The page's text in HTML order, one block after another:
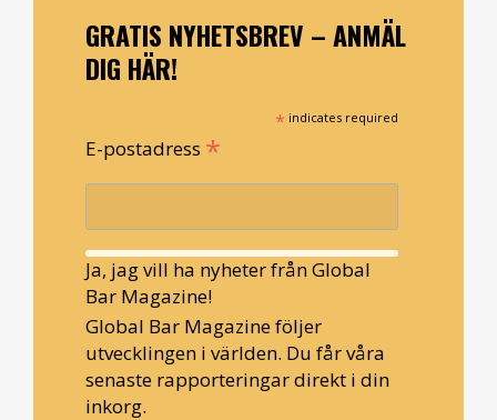
GRATIS NYHETSBREV – ANMÄL
DIG HÄR!
* indicates required
E-postadress *
Ja, jag vill ha nyheter från Global
Bar Magazine!
Global Bar Magazine följer
utvecklingen i världen. Du får våra
senaste rapporteringar direkt i din
inkorg.